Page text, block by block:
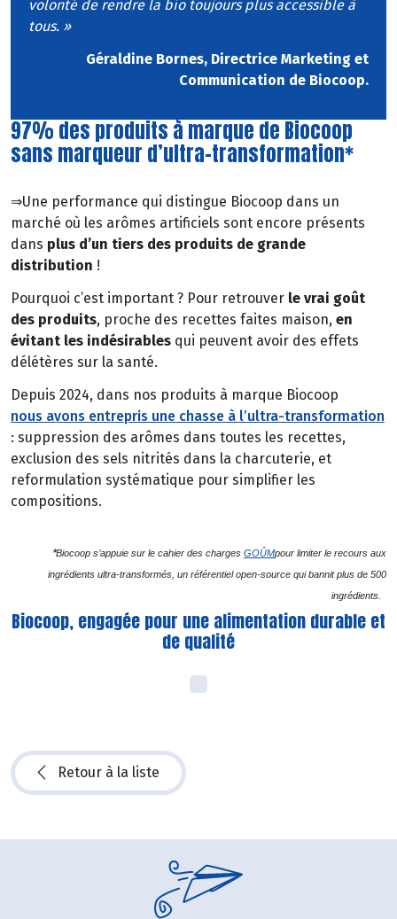
volonté de rendre la bio toujours plus accessible à
tous. »
Géraldine Bornes, Directrice Marketing et
Communication de Biocoop.
97% des produits à marque de Biocoop
sans marqueur d’ultra-transformation*
⇒Une performance qui distingue Biocoop dans un
marché où les arômes artificiels sont encore présents
dans plus d’un tiers des produits de grande
distribution !
Pourquoi c’est important ? Pour retrouver le vrai goût
des produits, proche des recettes faites maison, en
évitant les indésirables qui peuvent avoir des effets
délétères sur la santé.
Depuis 2024, dans nos produits à marque Biocoop
nous avons entrepris une chasse à l’ultra-transformation
: suppression des arômes dans toutes les recettes,
exclusion des sels nitrités dans la charcuterie, et
reformulation systématique pour simplifier les
compositions.
*Biocoop s’appuie sur le cahier des charges GOÛMpour limiter le recours aux
ingrédients ultra-transformés, un référentiel open-source qui bannit plus de 500
ingrédients.
Biocoop, engagée pour une alimentation durable et
de qualité
Retour à la liste